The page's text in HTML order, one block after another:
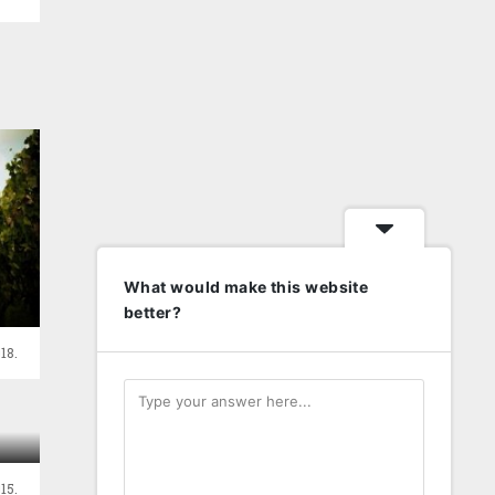
What would make this website
better?